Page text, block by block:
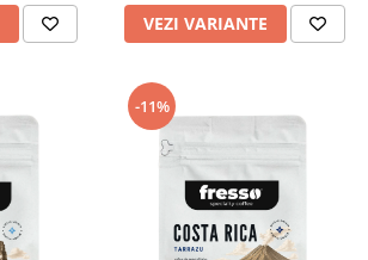
VEZI VARIANTE
-11%